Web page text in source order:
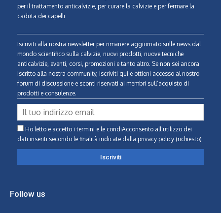
per il trattamento anticalvizie, per curare la calvizie e per fermare la
caduta dei capelli
Iscriviti alla nostra newsletter per rimanere aggiornato sulle news dal
mondo scientifico sulla calvizie, nuovi prodotti, nuove tecniche
anticalvizie, eventi, corsi, promozioni e tanto altro. Se non sei ancora
iscritto alla nostra community, iscriviti qui e ottieni accesso al nostro
forum di discussione e sconti riservati ai membri sull’acquisto di
prodotti e consulenze.
Ho letto e accetto i termini e le condiAcconsento all'utilizzo dei
dati inseriti secondo le finalità indicate dalla privacy policy (richiesto)
Follow us